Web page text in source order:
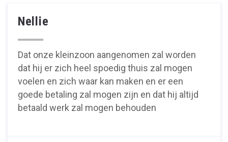
Nellie
Dat onze kleinzoon aangenomen zal worden
dat hij er zich heel spoedig thuis zal mogen
voelen en zich waar kan maken en er een
goede betaling zal mogen zijn en dat hij altijd
betaald werk zal mogen behouden